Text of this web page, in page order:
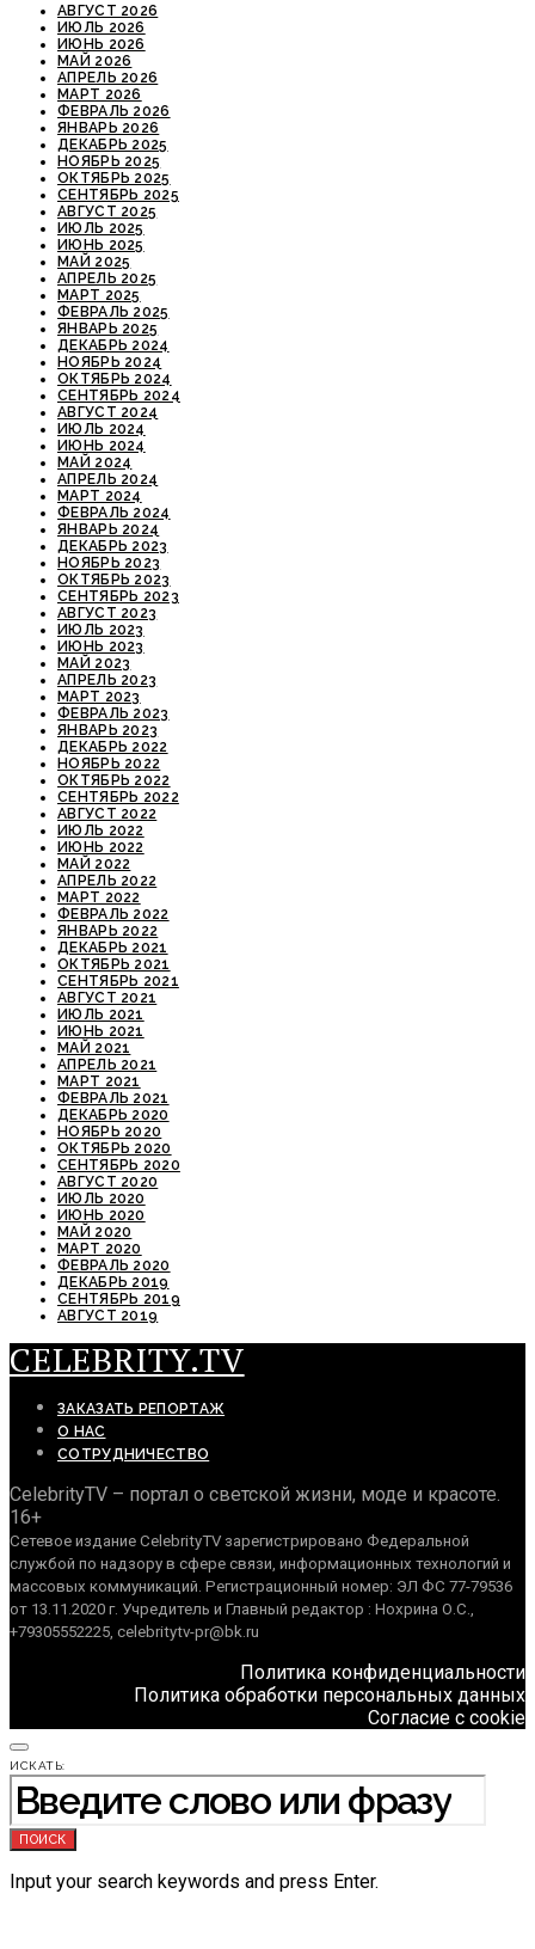
АВГУСТ 2026
ИЮЛЬ 2026
ИЮНЬ 2026
МАЙ 2026
АПРЕЛЬ 2026
МАРТ 2026
ФЕВРАЛЬ 2026
ЯНВАРЬ 2026
ДЕКАБРЬ 2025
НОЯБРЬ 2025
ОКТЯБРЬ 2025
СЕНТЯБРЬ 2025
АВГУСТ 2025
ИЮЛЬ 2025
ИЮНЬ 2025
МАЙ 2025
АПРЕЛЬ 2025
МАРТ 2025
ФЕВРАЛЬ 2025
ЯНВАРЬ 2025
ДЕКАБРЬ 2024
НОЯБРЬ 2024
ОКТЯБРЬ 2024
СЕНТЯБРЬ 2024
АВГУСТ 2024
ИЮЛЬ 2024
ИЮНЬ 2024
МАЙ 2024
АПРЕЛЬ 2024
МАРТ 2024
ФЕВРАЛЬ 2024
ЯНВАРЬ 2024
ДЕКАБРЬ 2023
НОЯБРЬ 2023
ОКТЯБРЬ 2023
СЕНТЯБРЬ 2023
АВГУСТ 2023
ИЮЛЬ 2023
ИЮНЬ 2023
МАЙ 2023
АПРЕЛЬ 2023
МАРТ 2023
ФЕВРАЛЬ 2023
ЯНВАРЬ 2023
ДЕКАБРЬ 2022
НОЯБРЬ 2022
ОКТЯБРЬ 2022
СЕНТЯБРЬ 2022
АВГУСТ 2022
ИЮЛЬ 2022
ИЮНЬ 2022
МАЙ 2022
АПРЕЛЬ 2022
МАРТ 2022
ФЕВРАЛЬ 2022
ЯНВАРЬ 2022
ДЕКАБРЬ 2021
ОКТЯБРЬ 2021
СЕНТЯБРЬ 2021
АВГУСТ 2021
ИЮЛЬ 2021
ИЮНЬ 2021
МАЙ 2021
АПРЕЛЬ 2021
МАРТ 2021
ФЕВРАЛЬ 2021
ДЕКАБРЬ 2020
НОЯБРЬ 2020
ОКТЯБРЬ 2020
СЕНТЯБРЬ 2020
АВГУСТ 2020
ИЮЛЬ 2020
ИЮНЬ 2020
МАЙ 2020
МАРТ 2020
ФЕВРАЛЬ 2020
ДЕКАБРЬ 2019
СЕНТЯБРЬ 2019
АВГУСТ 2019
CELEBRITY.TV
ЗАКАЗАТЬ РЕПОРТАЖ
О НАС
СОТРУДНИЧЕСТВО
CelebrityTV – портал о светской жизни, моде и красоте.
16+
Сетевое издание CelebrityTV зарегистрировано Федеральной
службой по надзору в сфере связи, информационных технологий и
массовых коммуникаций. Регистрационный номер: ЭЛ ФС 77-79536
от 13.11.2020 г. Учредитель и Главный редактор : Нохрина О.С.,
+79305552225, celebritytv-pr@bk.ru
Политика конфиденциальности
Политика обработки персональных данных
Согласие с cookie
ИСКАТЬ:
ПОИСК
Input your search keywords and press Enter.